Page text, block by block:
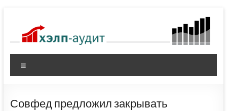
содержимому
Совфед предложил закрывать